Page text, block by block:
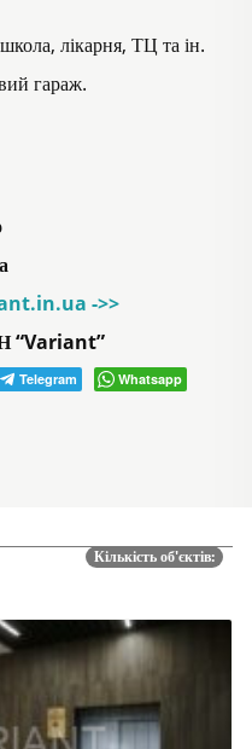
лікарня, ТЦ та ін.
гараж.
->>
“Variant”
Telegram Whatsapp
Кількість об'єктів: